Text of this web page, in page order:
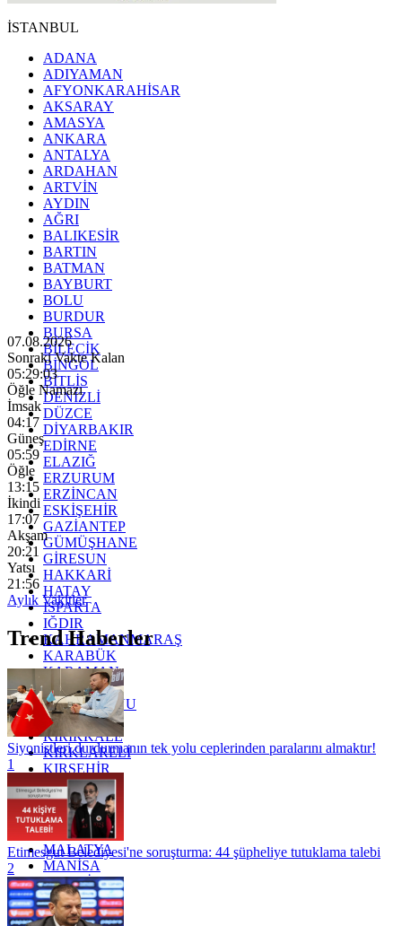
İSTANBUL
ADANA
ADIYAMAN
AFYONKARAHİSAR
AKSARAY
AMASYA
ANKARA
ANTALYA
ARDAHAN
ARTVİN
AYDIN
AĞRI
BALIKESİR
BARTIN
BATMAN
BAYBURT
BOLU
BURDUR
BURSA
BİLECİK
BİNGÖL
BİTLİS
DENİZLİ
DÜZCE
DİYARBAKIR
EDİRNE
ELAZIĞ
ERZURUM
ERZİNCAN
ESKİŞEHİR
GAZİANTEP
GÜMÜŞHANE
GİRESUN
HAKKARİ
HATAY
ISPARTA
IĞDIR
KAHRAMANMARAŞ
KARABÜK
KARAMAN
KARS
KASTAMONU
KAYSERİ
KIRIKKALE
KIRKLARELİ
KIRŞEHİR
KOCAELİ
KONYA
KÜTAHYA
KİLİS
MALATYA
MANİSA
MARDİN
MERSİN
MUĞLA
07.08.2026
Sonraki Vakte Kalan
05:29:01
Öğle Namazı
İmsak
04:17
Güneş
05:59
Öğle
13:15
İkindi
17:07
Akşam
20:21
Yatsı
21:56
Aylık Vakitler
Trend Haberler
Siyonistleri durdurmanın tek yolu ceplerinden paralarını almaktır!
1
Etimesgut Belediyesi'ne soruşturma: 44 şüpheliye tutuklama talebi
2